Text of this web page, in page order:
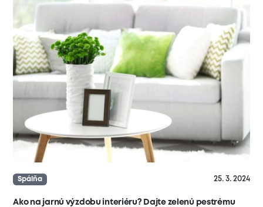
Spálňa 25. 3. 2024
Ako na jarnú výzdobu interiéru? Dajte zelenú pestrému